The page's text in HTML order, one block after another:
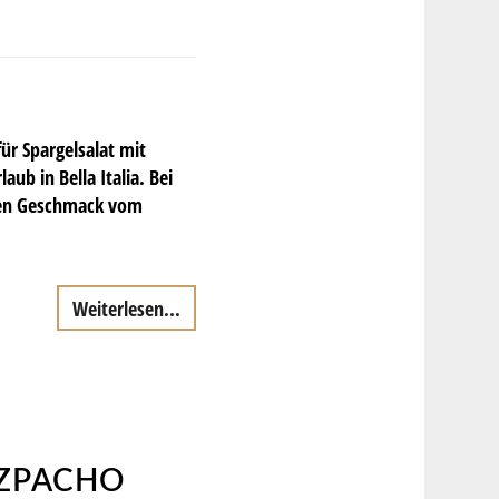
Spargelsalat mit
in Bella Italia. Bei
Geschmack vom
Weiterlesen...